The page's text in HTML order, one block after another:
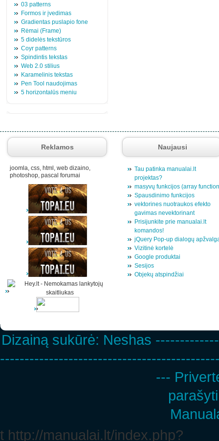
03 patterns
Formos ir įvedimas
Gradientas puslapio fone
Rėmai (Frame)
5 didelės tekstūros
Coyr patterns
Spindintis tekstas
Web 2.0 stilius
Karamelinis tekstas
Pen Tool naudojimas
5 horizontalūs meniu
Reklamos
joomla, css, html, web dizaino,
photoshop, pascal forumai
Naujausi
Tau patinka manualai.lt
projektas?
masyvų funkcijos (array
Spausdinimo funkcijos
vektorines nuotraukos efekto
gavimas nevektorinant
Prisijunkite prie manualai.lt
komandos!
jQuery Pop-up dialogų
Vizitinė kortelė
Google produktai
Sesijos
Objekų atspindžiai
Dizainą sukūrė: Neshas
---
t http://manualai.lt/index.php?